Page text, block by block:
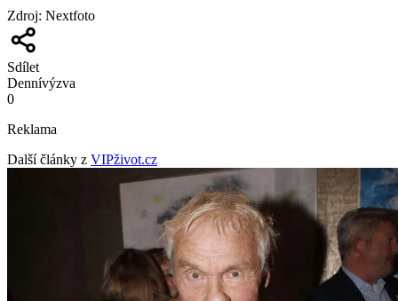
Zdroj: Nextfoto
Sdílet
Dennívýzva
0
Reklama
Další články z VIPživot.cz